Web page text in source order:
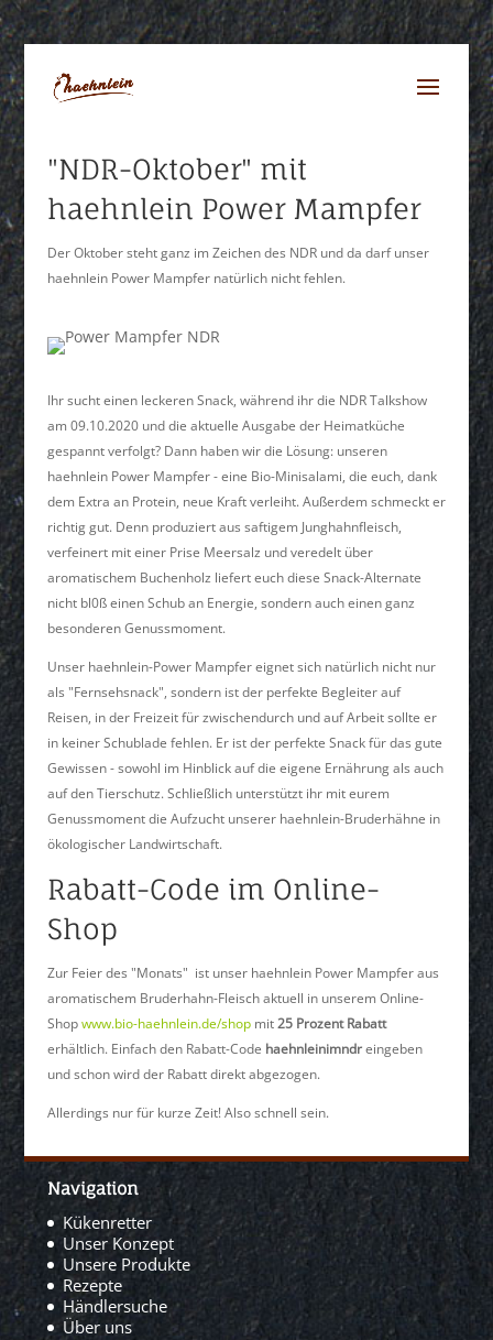
"NDR-Oktober" mit
haehnlein Power Mampfer
Der Oktober steht ganz im Zeichen des NDR und da darf unser
haehnlein Power Mampfer natürlich nicht fehlen.
Ihr sucht einen leckeren Snack, während ihr die NDR Talkshow
am 09.10.2020 und die aktuelle Ausgabe der Heimatküche
gespannt verfolgt? Dann haben wir die Lösung: unseren
haehnlein Power Mampfer - eine Bio-Minisalami, die euch, dank
dem Extra an Protein, neue Kraft verleiht. Außerdem schmeckt er
richtig gut. Denn produziert aus saftigem Junghahnfleisch,
verfeinert mit einer Prise Meersalz und veredelt über
aromatischem Buchenholz liefert euch diese Snack-Alternate
nicht bl0ß einen Schub an Energie, sondern auch einen ganz
besonderen Genussmoment.
Unser haehnlein-Power Mampfer eignet sich natürlich nicht nur
als "Fernsehsnack", sondern ist der perfekte Begleiter auf
Reisen, in der Freizeit für zwischendurch und auf Arbeit sollte er
in keiner Schublade fehlen. Er ist der perfekte Snack für das gute
Gewissen - sowohl im Hinblick auf die eigene Ernährung als auch
auf den Tierschutz. Schließlich unterstützt ihr mit eurem
Genussmoment die Aufzucht unserer haehnlein-Bruderhähne in
ökologischer Landwirtschaft.
Rabatt-Code im Online-
Shop
Zur Feier des "Monats" ist unser haehnlein Power Mampfer aus
aromatischem Bruderhahn-Fleisch aktuell in unserem Online-
Shopwww.bio-haehnlein.de/shopmit25 Prozent Rabatt
erhältlich. Einfach den Rabatt-Code haehnleinimndreingeben
und schon wird der Rabatt direkt abgezogen.
Allerdings nur für kurze Zeit! Also schnell sein.
Navigation
Kükenretter
Unser Konzept
Unsere Produkte
Rezepte
Händlersuche
Über uns